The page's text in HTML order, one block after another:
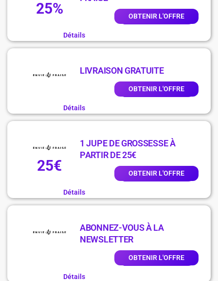
25% OBTENIR L'OFFRE
Détails
LIVRAISON GRATUITE
OBTENIR L'OFFRE
Détails
25€
1 JUPE DE GROSSESSE À
PARTIR DE 25€
OBTENIR L'OFFRE
Détails
ABONNEZ-VOUS À LA
NEWSLETTER
OBTENIR L'OFFRE
Détails